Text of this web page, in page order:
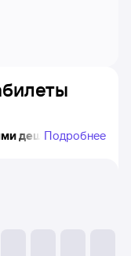
дешёвыми
Подробнее